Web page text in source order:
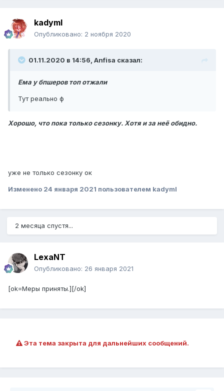
kadymI
Опубликовано: 2 ноября 2020
01.11.2020 в 14:56, Anfisa сказал:
Ема у бпшеров топ отжали
Тут реально ф
Хорошо, что пока только сезонку. Хотя и за неё обидно.
уже не только сезонку ок
Изменено 24 января 2021 пользователем kadymI
2 месяца спустя...
LexaNT
Опубликовано: 26 января 2021
[ok=Меры приняты.][/ok]
Эта тема закрыта для дальнейших сообщений.